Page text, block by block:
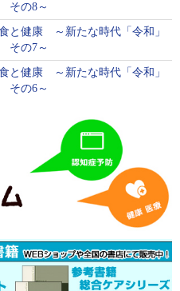
その8～
と健康 ～新たな時代「令和」
その7～
と健康 ～新たな時代「令和」
その6～